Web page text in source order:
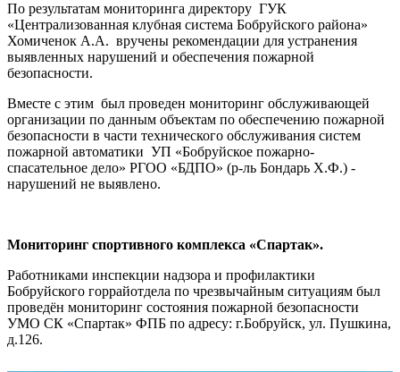
По результатам мониторинга директору ГУК
«Централизованная клубная система Бобруйского района»
Хомиченок А.А. вручены рекомендации для устранения
выявленных нарушений и обеспечения пожарной
безопасности.
Вместе с этим был проведен мониторинг обслуживающей
организации по данным объектам по обеспечению пожарной
безопасности в части технического обслуживания систем
пожарной автоматики УП «Бобруйское пожарно-
спасательное дело» РГОО «БДПО» (р-ль Бондарь Х.Ф.) -
нарушений не выявлено.
Мониторинг спортивного комплекса «Спартак».
Работниками инспекции надзора и профилактики
Бобруйского горрайотдела по чрезвычайным ситуациям был
проведён мониторинг состояния пожарной безопасности
УМО СК «Спартак» ФПБ по адресу: г.Бобруйск, ул. Пушкина,
д.126.